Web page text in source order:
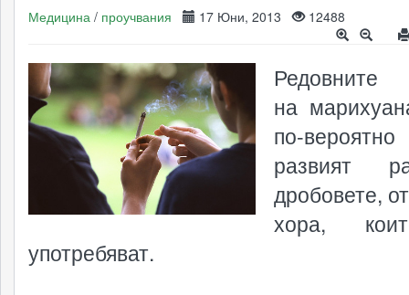
Медицина / проучвания 17 Юни, 2013 12488
Редовните
на
по-
развият
дробовете,
хора,
употребяват.